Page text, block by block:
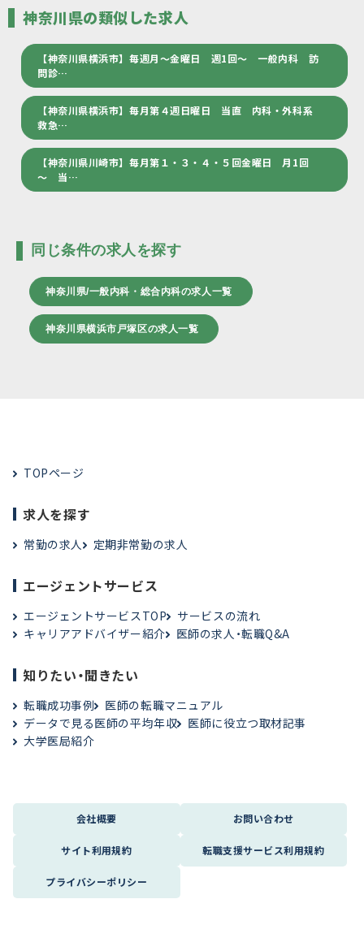
神奈川県の類似した求人
【神奈川県横浜市】毎週月～金曜日 週1回～ 一般内科 訪
問診…
【神奈川県横浜市】毎月第４週日曜日 当直 内科・外科系
救急…
【神奈川県川崎市】毎月第１・３・４・５回金曜日 月1回
～ 当…
同じ条件の求人を探す
神奈川県/一般内科・総合内科の求人一覧
神奈川県横浜市戸塚区の求人一覧
TOPページ
求人を探す
常勤の求人 定期非常勤の求人
エージェントサービス
エージェントサービスTOP
サービスの流れ
キャリアアドバイザー紹介
医師の求人・転職Q&A
知りたい・聞きたい
転職成功事例
医師の転職マニュアル
データで見る医師の平均年収
医師に役立つ取材記事
大学医局紹介
会社概要 お問い合わせ
サイト利用規約 転職支援サービス利用規約
プライバシーポリシー